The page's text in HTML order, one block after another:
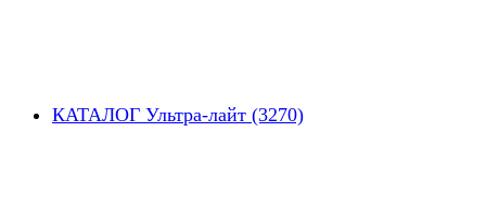
КАТАЛОГ Ультра-лайт (3270)